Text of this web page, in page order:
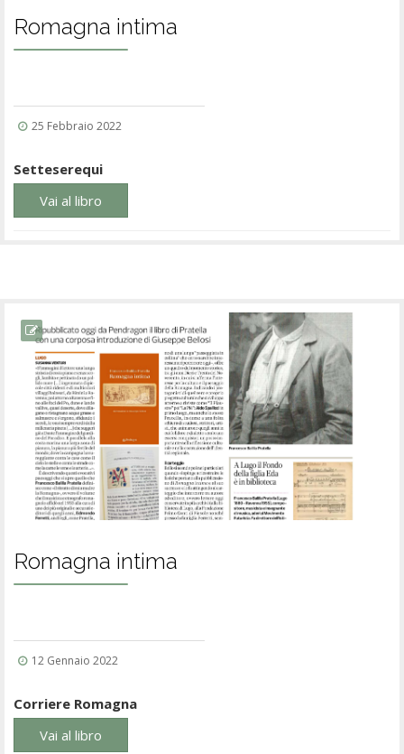
Romagna intima
25 Febbraio 2022
Setteserequi
Vai al libro
Romagna intima
12 Gennaio 2022
Corriere Romagna
Vai al libro